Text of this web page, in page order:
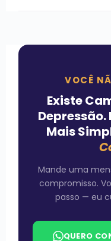
VOCÊ
Existe
Depressão.
Mais
Mande uma
compromisso.
passo — eu
QUERO